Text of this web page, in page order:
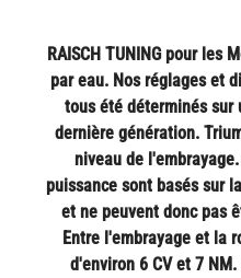
RAISCH TUNING pour les
par eau. Nos réglages et
tous été déterminés sur
dernière génération.
niveau de
puissance sont basés sur
et ne peuvent donc pas
Entre l'embrayage et la
d'environ 6 CV et 7